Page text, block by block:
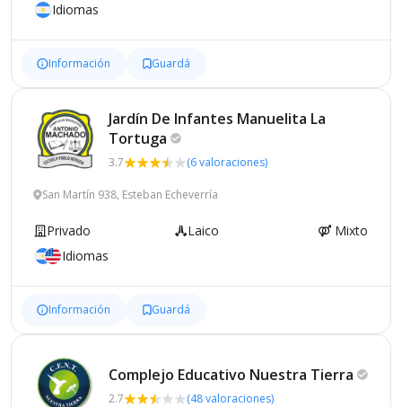
Idiomas
Información Guardá
Jardín De Infantes Manuelita La
Tortuga
3.7 (6 valoraciones)
San Martín 938, Esteban Echeverría
Privado Laico
Mixto
Idiomas
Información Guardá
Complejo Educativo Nuestra Tierra
2.7 (48 valoraciones)